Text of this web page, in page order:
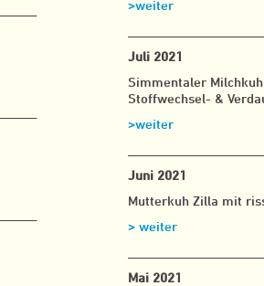
>weiter
Juli 2021
Simmentaler
Stoffwechsel- &
>weiter
Juni 2021
Mutterkuh Zilla mit
> weiter
Mai 2021